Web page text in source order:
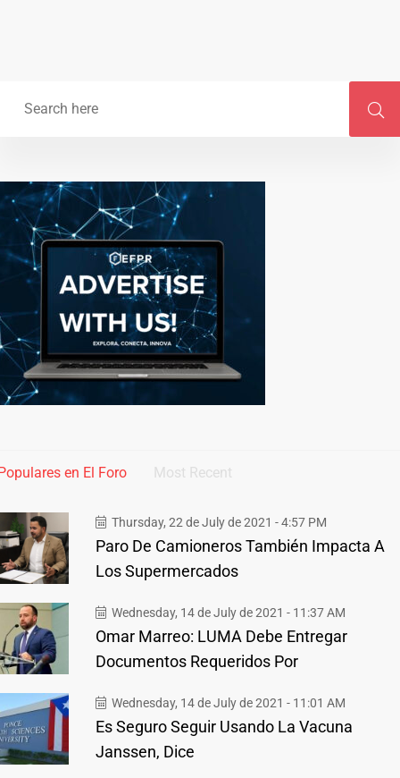
en El Foro Most Recent
Thursday, 22 de July de 2021 - 4:57 PM
Paro De Camioneros También Impacta A
Los Supermercados
Wednesday, 14 de July de 2021 - 11:37 AM
Omar Marreo: LUMA Debe Entregar
Documentos Requeridos Por
Wednesday, 14 de July de 2021 - 11:01 AM
Es Seguro Seguir Usando La Vacuna
Janssen, Dice